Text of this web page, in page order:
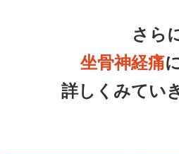
さら
坐骨神経痛
詳しくみてい